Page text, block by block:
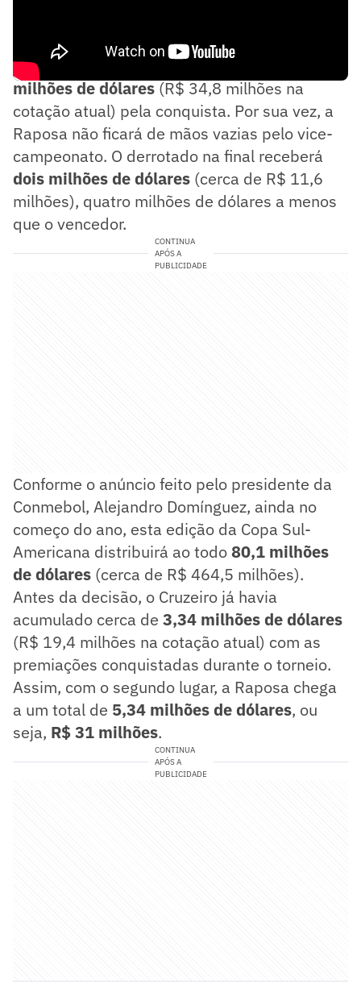
Campeão, o clube argentino vai embolsar
milhões de dólares(R$ 34,8 milhões na
cotação atual) pela conquista. Por sua vez, a
Raposa não ficará de mãos vazias pelo vice-
campeonato. O derrotado na final receberá
dois milhões de dólares (cerca de R$ 11,6
milhões), quatro milhões de dólares a menos
que o vencedor.
CONTINUA
APÓS A
PUBLICIDADE
Conforme o anúncio feito pelo presidente da
Conmebol, Alejandro Domínguez, ainda no
começo do ano, esta edição da Copa Sul-
Americana distribuirá ao todo80,1 milhões
de dólares (cerca de R$ 464,5 milhões).
Antes da decisão, o Cruzeiro já havia
acumulado cerca de 3,34 milhões de dólares
(R$ 19,4 milhões na cotação atual) com as
premiações conquistadas durante o torneio.
Assim, com o segundo lugar, a Raposa chega
a um total de 5,34 milhões de dólares, ou
seja, R$ 31 milhões.
CONTINUA
APÓS A
PUBLICIDADE